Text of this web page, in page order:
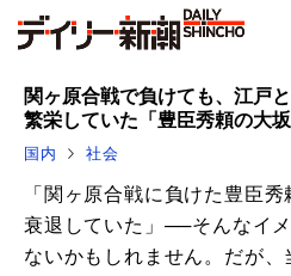
関ヶ原合戦で負けても、江戸
繁栄していた「豊臣秀頼の大坂
国内 社会
「関ヶ原合戦に負けた豊臣
衰退していた」──そんなイ
ないかもしれません。だが